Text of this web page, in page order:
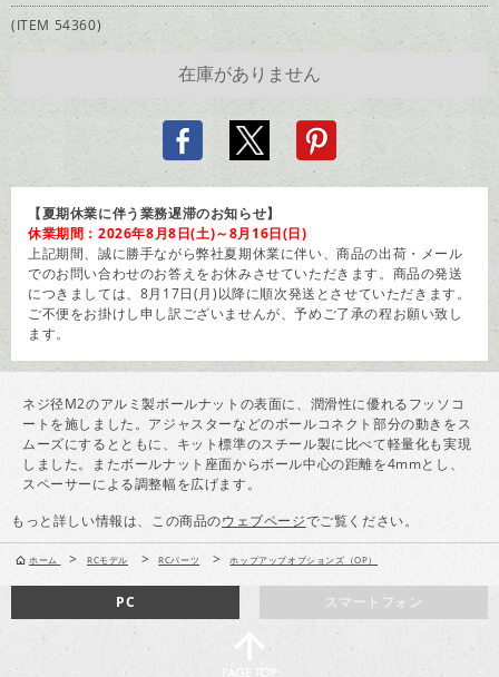
(ITEM 54360)
【夏期休業に伴う業務遅滞のお知らせ】
休業期間：2026年8月8日(土)～8月16日(日)
上記期間、誠に勝手ながら弊社夏期休業に伴い、商品の出荷・メール
でのお問い合わせのお答えをお休みさせていただきます。商品の発送
につきましては、8月17日(月)以降に順次発送とさせていただきます。
ご不便をお掛けし申し訳ございませんが、予めご了承の程お願い致し
ます。
ネジ径M2のアルミ製ボールナットの表面に、潤滑性に優れるフッソコ
ートを施しました。アジャスターなどのボールコネクト部分の動きをス
ムーズにするとともに、キット標準のスチール製に比べて軽量化も実現
しました。またボールナット座面からボール中心の距離を4mmとし、
スペーサーによる調整幅を広げます。
もっと詳しい情報は、この商品のウェブページでご覧ください。
ホーム > RCモデル > RCパーツ > ホップアップオプションズ（OP）
スマートフォン
PC